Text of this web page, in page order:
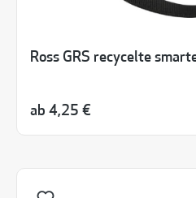
Ross GRS recycelte
ab 4,25 €